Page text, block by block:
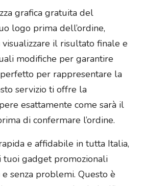
grafica gratuita del
logo prima dell’ordine,
il risultato finale e
modifiche per garantire
per rappresentare la
servizio ti offre la
esattamente come sarà il
di confermare l’ordine.
e affidabile in tutta Italia,
tuoi gadget promozionali
senza problemi. Questo è